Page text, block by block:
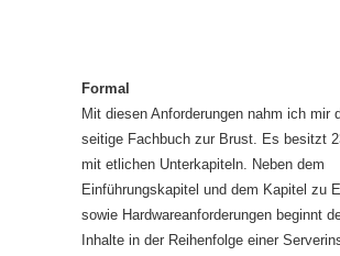
Formal
Mit diesen Anforderungen nahm ich mir
seitige Fachbuch zur Brust. Es besitzt
mit etlichen Unterkapiteln. Neben dem
Einführungskapitel und dem Kapitel zu
sowie Hardwareanforderungen beginnt
Inhalte in der Reihenfolge einer